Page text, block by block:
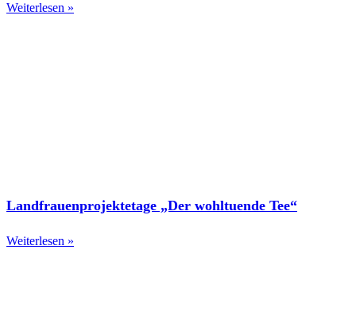
Weiterlesen »
Landfrauenprojektetage „Der wohltuende Tee“
Weiterlesen »